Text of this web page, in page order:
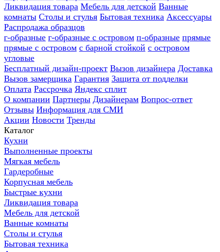
Ликвидация товара Мебель для детской Ванные
комнаты Столы и стулья Бытовая техника Аксессуары
Распродажа образцов
г-образные г-образные с островом п-образные прямые
прямые с островом с барной стойкой с островом
угловые
Бесплатный дизайн-проект Вызов дизайнера Доставка
Вызов замерщика Гарантия Защита от подделки
Оплата Рассрочка Яндекс сплит
О компании Партнеры Дизайнерам Вопрос-ответ
Отзывы Информация для СМИ
Акции Новости Тренды
Каталог
Кухни
Выполненные проекты
Мягкая мебель
Гардеробные
Корпусная мебель
Быстрые кухни
Ликвидация товара
Мебель для детской
Ванные комнаты
Столы и стулья
Бытовая техника